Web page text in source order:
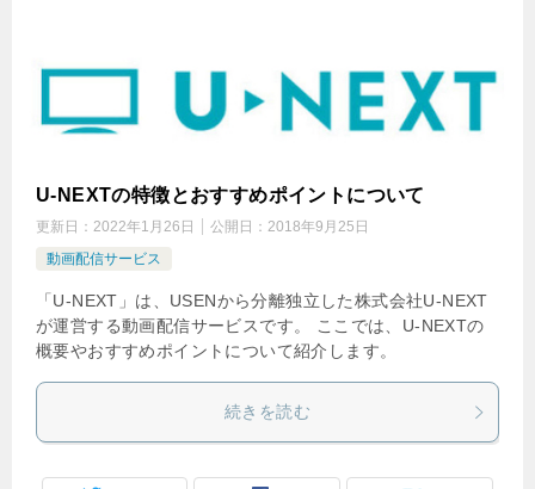
U-NEXTの特徴とおすすめポイントについて
更新日： 2022年1月26日 公開日： 2018年9月25日
動画配信サービス
「U-NEXT」は、USENから分離独立した株式会社U-NEXT
が運営する動画配信サービスです。 ここでは、U-NEXTの
概要やおすすめポイントについて紹介します。
続きを読む